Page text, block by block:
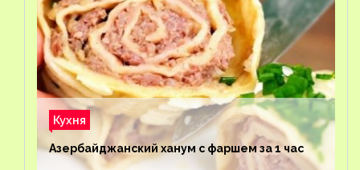
Кухня
Азербайджанский ханум с фаршем за 1 час